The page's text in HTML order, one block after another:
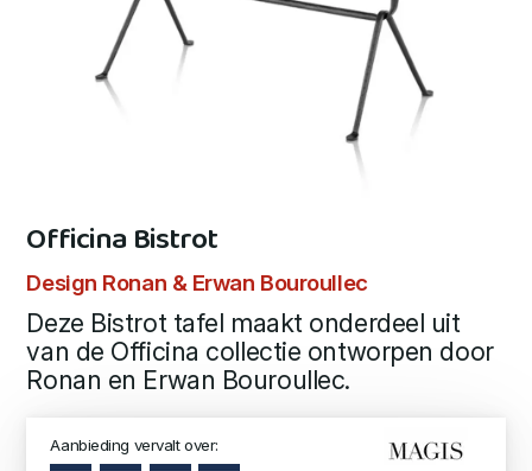
Officina Bistrot
Design Ronan & Erwan Bouroullec
Deze Bistrot tafel maakt onderdeel uit
van de Officina collectie ontworpen door
Ronan en Erwan Bouroullec.
Aanbieding vervalt over: